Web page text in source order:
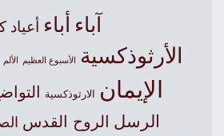
آباءأباء أعياد
الأرثوذكسية الأسبوع العظيم الألم
الإيمان الارثوذكسية التواضع
الرسل الروح القدس